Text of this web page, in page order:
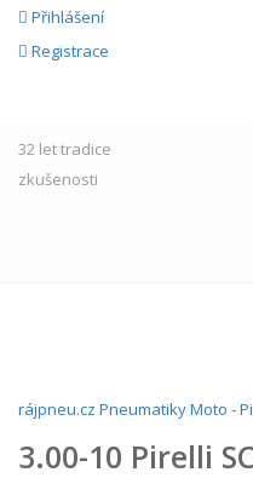
Přihlášení
Registrace
32 lettradice
zkušenosti
rájpneu.cz PneumatikyMoto -
3.00-10 Pirelli